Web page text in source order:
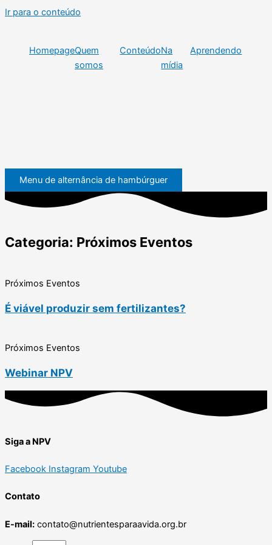
Ir para o conteúdo
HomepageQuem
somos
ConteúdoNa
mídia
Aprendendo
Menu de alternância de hambúrguer
Categoria: Próximos Eventos
Próximos Eventos
É viável produzir sem fertilizantes?
Próximos Eventos
Webinar NPV
Siga a NPV
Facebook Instagram Youtube
Contato
E-mail: contato@nutrientesparaavida.org.br